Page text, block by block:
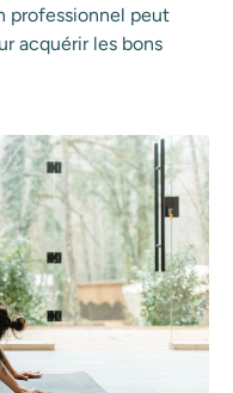
professionnel peut
acquérir les bons